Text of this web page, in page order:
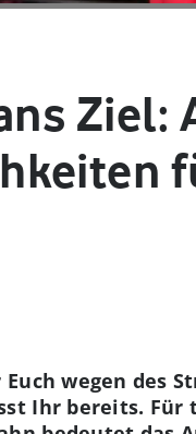
Ziel:
wegen des
Ihr bereits.